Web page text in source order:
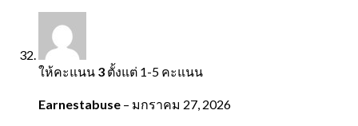
ให้คะแนน 3 ตั้งแต่ 1-5 คะแนน
Earnestabuse – มกราคม 27, 2026